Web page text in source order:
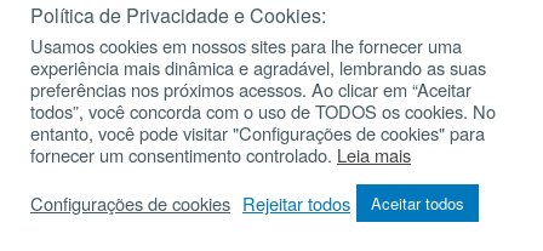
Fundação João Paulo II
Pedido de Oração
Mapa do site
Todos os direitos reservados.
Política de Privacidade e Cookies:
Usamos cookies em nossos sites para lhe fornecer uma
experiência mais dinâmica e agradável, lembrando as suas
preferências nos próximos acessos. Ao clicar em “Aceitar
todos”, você concorda com o uso de TODOS os cookies. No
entanto, você pode visitar "Configurações de cookies" para
fornecer um consentimento controlado. Leia mais
Configurações de cookies Rejeitar todos Aceitar todos